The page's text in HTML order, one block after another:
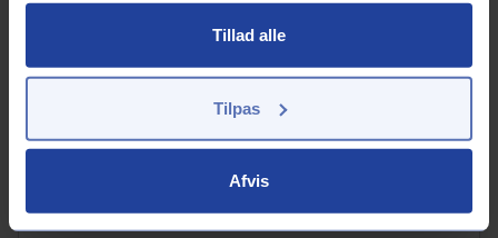
Tillad alle
Tilpas
Afvis
**Betaling af p-afgift, lufthavn og broafgift på Øresunds- og